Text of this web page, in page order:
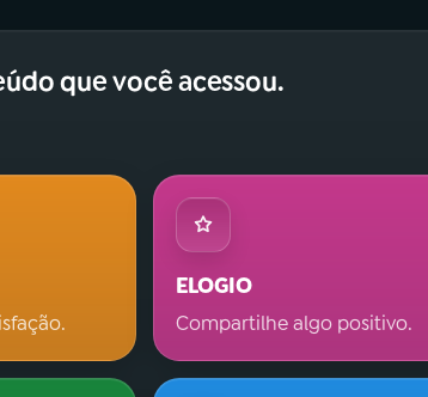
que você acessou.
ELOGIO
Compartilhe algo positivo.